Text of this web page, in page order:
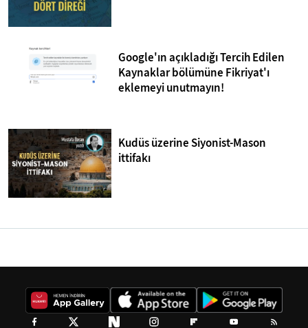
Google'ın açıkladığı Tercih Edilen
Kaynaklar bölümüne Fikriyat'ı
eklemeyi unutmayın!
Kudüs üzerine Siyonist-Mason
ittifakı